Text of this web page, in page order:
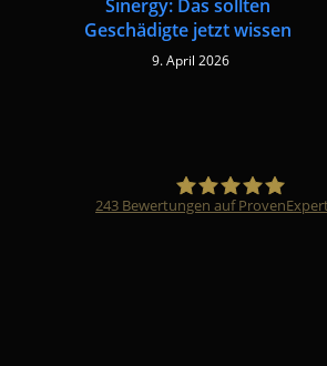
Sinergy: Das sollten
Geschädigte jetzt wissen
9. April 2026
243 Bewertungen auf